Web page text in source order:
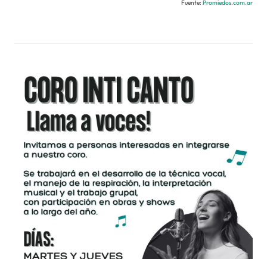
Fuente: Promiedos.com.ar